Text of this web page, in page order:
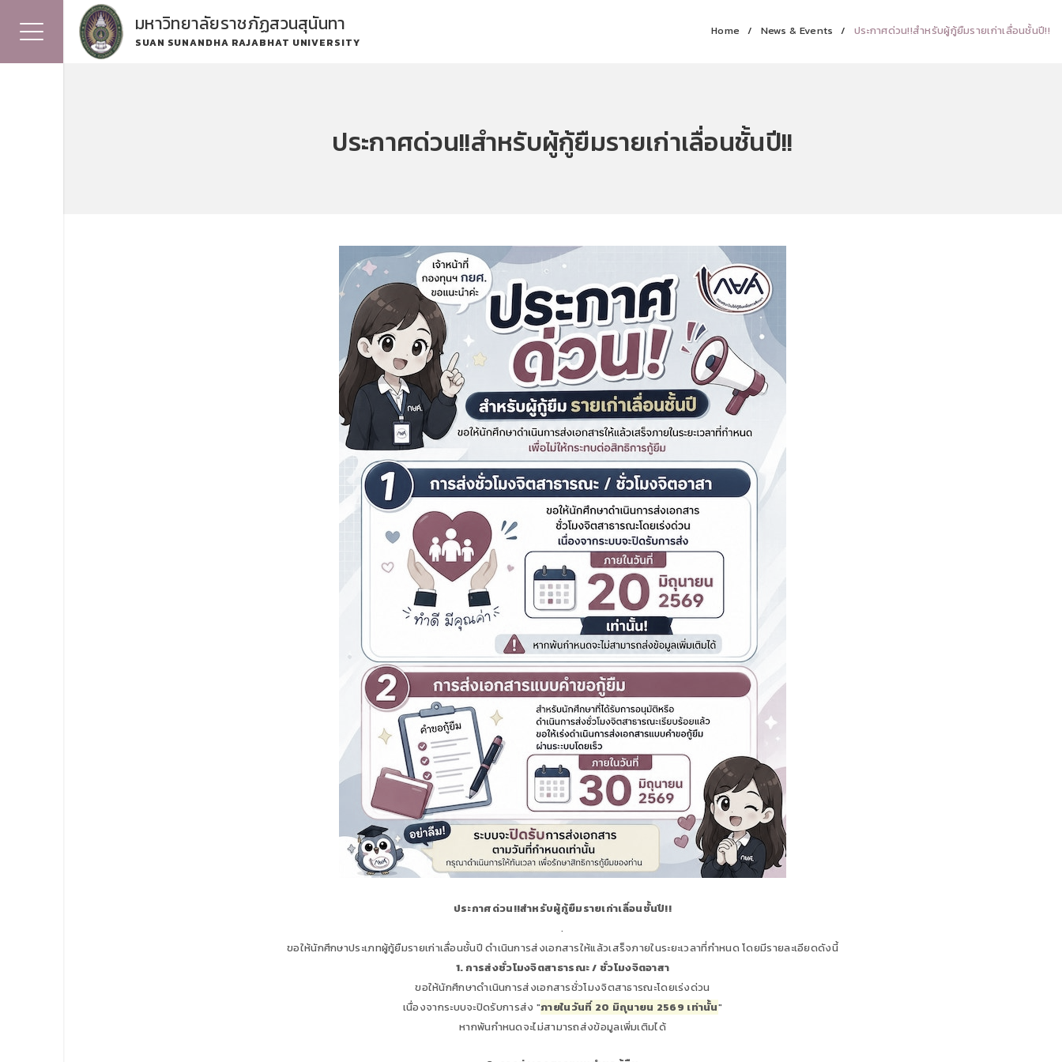
มหาวิทยาลัยราชภัฏสวนสุนันทา
SUAN SUNANDHA RAJABHAT UNIVERSITY
Home News & Events ประกาศด่วน!!สำหรับผู้กู้ยืมรายเก่าเลื่อนชั้นปี!!
ประกาศด่วน!!สำหรับผู้กู้ยืมรายเก่าเลื่อนชั้นปี!!
ประกาศด่วน!!สำหรับผู้กู้ยืมรายเก่าเลื่อนชั้นปี!!
.
ขอให้นักศึกษาประเภทผู้กู้ยืมรายเก่าเลื่อนชั้นปี ดำเนินการส่งเอกสารให้แล้วเสร็จภายในระยะเวลาที่กำหนด โดยมีรายละเอียดดังนี้
1. การส่งชั่วโมงจิตสาธารณะ / ชั่วโมงจิตอาสา
ขอให้นักศึกษาดำเนินการส่งเอกสารชั่วโมงจิตสาธารณะโดยเร่งด่วน
เนื่องจากระบบจะปิดรับการส่ง "ภายในวันที่ 20 มิถุนายน 2569 เท่านั้น"
หากพ้นกำหนดจะไม่สามารถส่งข้อมูลเพิ่มเติมได้